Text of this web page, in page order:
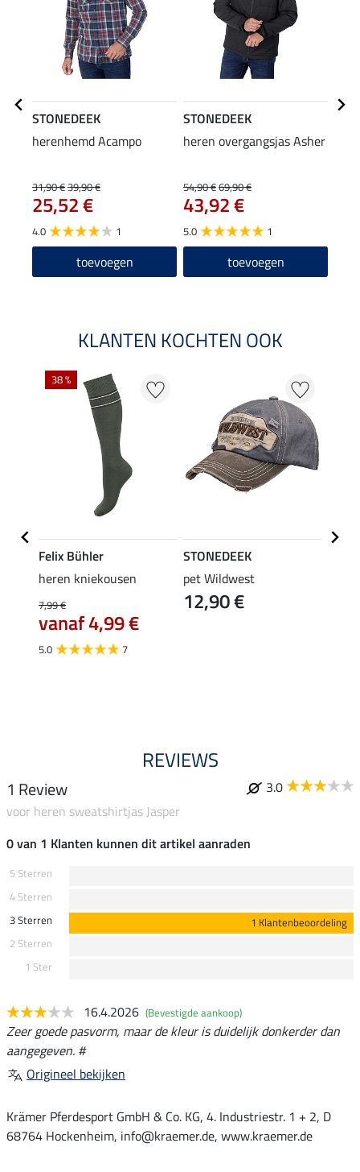
STONEDEEK
herenhemd Acampo
31,90 €39,90 €
25,52 €
4.0 1
toevoegen
STONEDEEK
heren overgangsjas Asher
54,90 €69,90 €
43,92 €
5.0 1
toevoegen
KLANTEN KOCHTEN OOK
38 %
Felix Bühler
heren kniekousen
7,99 €
vanaf 4,99 €
5.0 7
STONEDEEK
pet Wildwest
12,90 €
REVIEWS
1 Review
3.0
voor heren sweatshirtjas Jasper
0 van 1 Klanten kunnen dit artikel aanraden
5 Sterren
4 Sterren
3 Sterren
1 Klantenbeoordeling
2 Sterren
1 Ster
16.4.2026 (Bevestigde aankoop)
Zeer goede pasvorm, maar de kleur is duidelijk donkerder dan
aangegeven. #
Origineel bekijken
Krämer Pferdesport GmbH & Co. KG, 4. Industriestr. 1 + 2, D
68764 Hockenheim, info@kraemer.de, www.kraemer.de